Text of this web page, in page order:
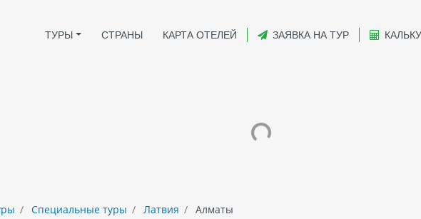
ТУРЫ СТРАНЫ КАРТА ОТЕЛЕЙ ЗАЯВКА НА ТУР
Специальные туры Латвия Алматы